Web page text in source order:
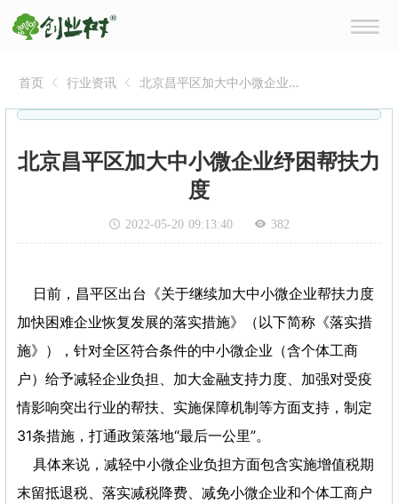
首页 行业资讯
北京昌平区加大中小微企业
北京昌平区加大中小微企业纾困帮扶力
度
2022-05-20 09:13:40 382
日前，昌平区出台《关于继续加大中小微企业帮扶力度
加快困难企业恢复发展的落实措施》（以下简称《落实措
施》），针对全区符合条件的中小微企业（含个体工商
户）给予减轻企业负担、加大金融支持力度、加强对受疫
情影响突出行业的帮扶、实施保障机制等方面支持，制定
31条措施，打通政策落地“最后一公里”。
具体来说，减轻中小微企业负担方面包含实施增值税期
末留抵退税、落实减税降费、减免小微企业和个体工商户